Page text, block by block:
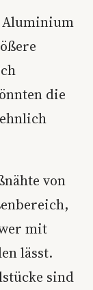
Aluminium
die
von
mit
lässt.
sind